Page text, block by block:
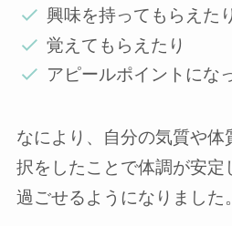
興味を持ってもらえた
覚えてもらえたり
アピールポイントにな
なにより、自分の気質や体
択をしたことで体調が安定
過ごせるようになりました。